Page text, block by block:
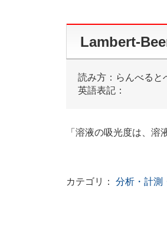
Lambert-
読み方：らんべると
英語表記：
「溶液の吸光度は、溶
カテゴリ： 分析・計測